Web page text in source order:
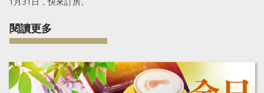
閱讀更多